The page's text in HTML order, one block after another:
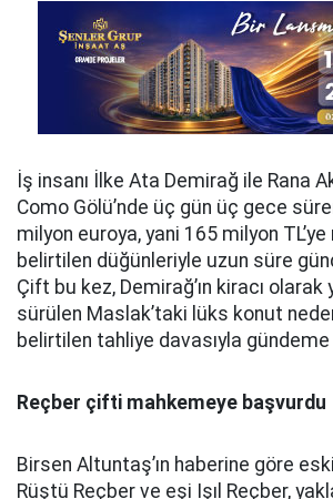
İş insanı İlke Ata Demirağ ile Rana
Como Gölü’nde üç gün üç gece
milyon euroya, yani 165 milyon
belirtilen düğünleriyle uzun süre
Çift bu kez, Demirağ’ın kiracı olarak
sürülen Maslak’taki lüks konut
belirtilen tahliye davasıyla gündeme
Reçber çifti mahkemeye başvurdu
Birsen Altuntaş’ın haberine göre
Rüştü Reçber ve eşi Işıl Reçber,